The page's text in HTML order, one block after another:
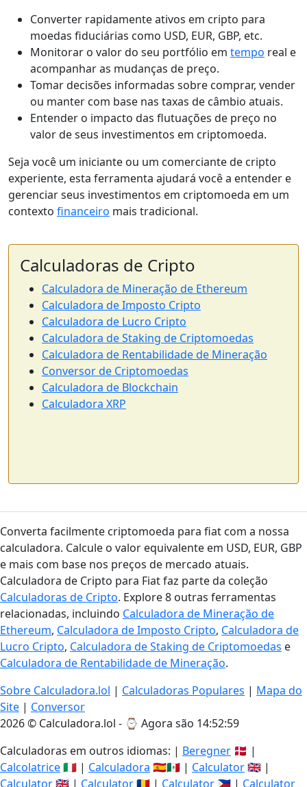
Converter rapidamente ativos em cripto para
moedas fiduciárias como USD, EUR, GBP, etc.
Monitorar o valor do seu portfólio em tempo real e
acompanhar as mudanças de preço.
Tomar decisões informadas sobre comprar, vender
ou manter com base nas taxas de câmbio atuais.
Entender o impacto das flutuações de preço no
valor de seus investimentos em criptomoeda.
Seja você um iniciante ou um comerciante de cripto
experiente, esta ferramenta ajudará você a entender e
gerenciar seus investimentos em criptomoeda em um
contexto financeiro mais tradicional.
Calculadoras de Cripto
Calculadora de Mineração de Ethereum
Calculadora de Imposto Cripto
Calculadora de Lucro Cripto
Calculadora de Staking de Criptomoedas
Calculadora de Rentabilidade de Mineração
Conversor de Criptomoedas
Calculadora de Blockchain
Calculadora XRP
Converta facilmente criptomoeda para fiat com a nossa
calculadora. Calcule o valor equivalente em USD, EUR, GBP
e mais com base nos preços de mercado atuais.
Calculadora de Cripto para Fiat faz parte da coleção
Calculadoras de Cripto. Explore 8 outras ferramentas
relacionadas, incluindo Calculadora de Mineração de
Ethereum, Calculadora de Imposto Cripto, Calculadora de
Lucro Cripto, Calculadora de Staking de Criptomoedas e
Calculadora de Rentabilidade de Mineração.
Sobre Calculadora.lol | Calculadoras Populares | Mapa do
Site | Conversor
2026 © Calculadora.lol - ⌚ Agora são 14:52:59
Calculadoras em outros idiomas: | Beregner 🇩🇰 |
Calcolatrice🇮🇹 | Calculadora 🇪🇸🇲🇽 | Calculator🇬🇧 |
Calculator🇬🇧 | Calculator🇷🇴 | Calculator 🇵🇭 | Calculator